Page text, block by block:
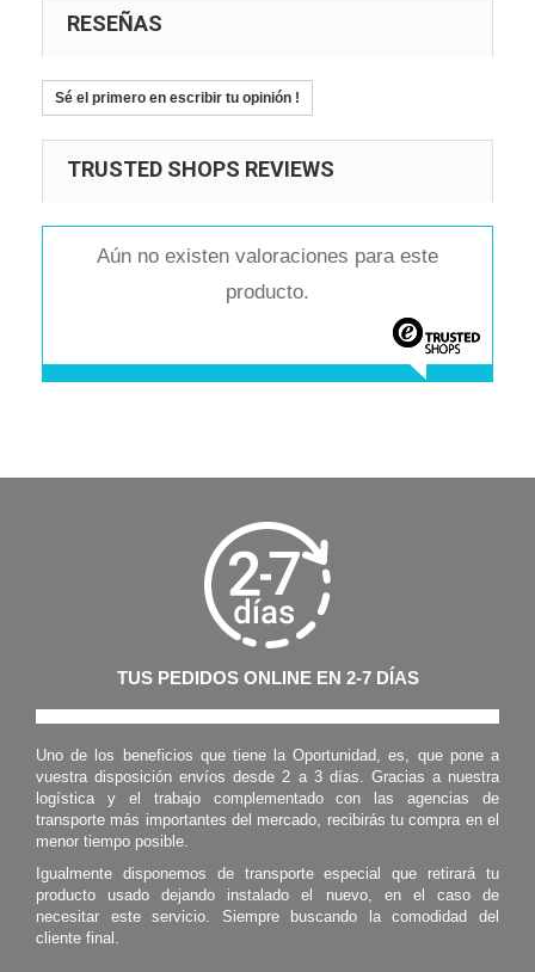
RESEÑAS
Sé el primero en escribir tu opinión !
TRUSTED SHOPS REVIEWS
Aún no existen valoraciones para este
producto.
TUS PEDIDOS ONLINE EN 2-7 DÍAS
Uno de los beneficios que tiene la Oportunidad, es, que pone a
vuestra disposición envíos desde 2 a 3 días. Gracias a nuestra
logística y el trabajo complementado con las agencias de
transporte más importantes del mercado, recibirás tu compra en el
menor tiempo posible.
Igualmente disponemos de transporte especial que retirará tu
producto usado dejando instalado el nuevo, en el caso de
necesitar este servicio. Siempre buscando la comodidad del
cliente final.